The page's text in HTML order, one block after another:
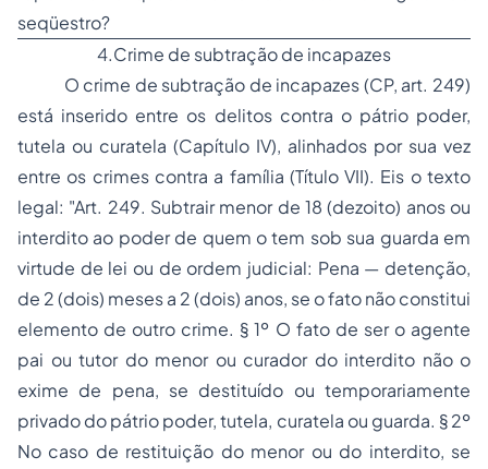
seqüestro?
4.Crime de subtração de incapazes
O crime de subtração de incapazes (CP, art. 249)
está inserido entre os delitos contra o pátrio poder,
tutela ou curatela (Capítulo IV), alinhados por sua vez
entre os crimes contra a família (Título VII). Eis o texto
legal: "Art. 249. Subtrair menor de 18 (dezoito) anos ou
interdito ao poder de quem o tem sob sua guarda em
virtude de lei ou de ordem judicial: Pena — detenção,
de 2 (dois) meses a 2 (dois) anos, se o fato não constitui
elemento de outro crime. § 1º O fato de ser o agente
pai ou tutor do menor ou curador do interdito não o
exime de pena, se destituído ou temporariamente
privado do pátrio poder, tutela, curatela ou guarda. § 2º
No caso de restituição do menor ou do interdito, se